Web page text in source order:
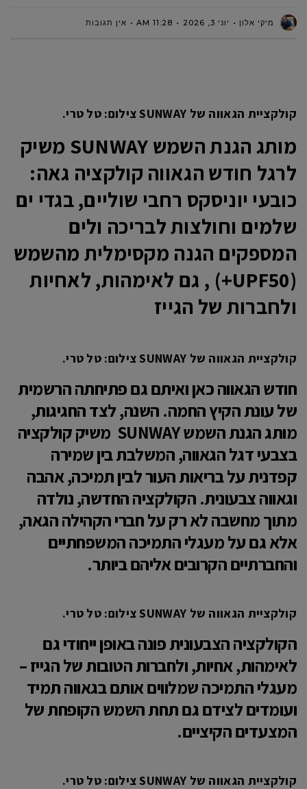
מיקי אלון יוני 3, 2026 11:28 AM אין תגובות
קולקציית הגאווה של SUNWAY צילום: טל טרי.
מותג הגנת השמש SUNWAY משיק
לרגל חודש הגאווה קולקציה גאה:
כובעי יוניסקס רחבי שוליים, בגדי ים
שלמים וחולצות לבריכה ולים
המספקים הגנה מקסימלית מהשמש
(UPF50+) , גם לאימהות, לאחיות
ולחברות של הגייז
קולקציית הגאווה של SUNWAY צילום: טל טרי.
חודש הגאווה כאן ואיתם גם פתיחתה הרשמית
של עונת הקיץ החמה. השנה, לצד החגיגות,
מותג הגנת השמשSUNWAY משיק קולקציה
בצבעי דגל הגאווה, המשלבת בין שמירה
קפדנית על בריאות העור לבין תמיכה, אהבה
וגאווה צבעונית. הקולקציה החדשה, נולדה
מתוך מחשבה לא רק על חברי הקהילה הגאה,
אלא גם על מעגלי התמיכה המשפחתיים
והחברתיים הקרובים אליהם ביותר.
קולקציית הגאווה של SUNWAY צילום: טל טרי.
הקולקציה הצבעונית פונה באופן ייחודי גם
לאימהות, אחיות, ולחברות הטובות של הגייז –
מעגלי התמיכה שמלווים אותם בגאווה תמיד
ועומדים לצידם גם תחת השמש הקופחת של
המצעדים הקיציים.
קולקציית הגאווה של SUNWAY צילום: טל טרי.